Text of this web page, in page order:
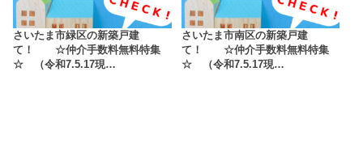
さいたま市緑区の新築戸建
て！ ☆仲介手数料無料特集
☆ （令和7.5.17現…
さいたま市南区の新築戸建
て！ ☆仲介手数料無料特集
☆ （令和7.5.17現…